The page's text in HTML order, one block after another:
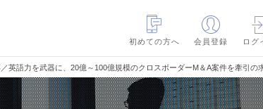
初めての方へ
会員登録 ログ
英語力を武器に、20億～100億規模のクロスボーダーM＆A案件を牽引の